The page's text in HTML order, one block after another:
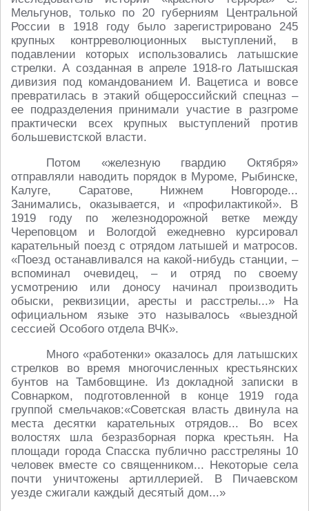
Мельгунов, только по 20 губерниям Центральной
России в 1918 году было зарегистрировано 245
крупных контрреволюционных выступлений, в
подавлении которых использовались латышские
стрелки. А созданная в апреле 1918-го Латышская
дивизия под командованием И. Вацетиса и вовсе
превратилась в этакий общероссийский спецназ –
ее подразделения принимали участие в разгроме
практически всех крупных выступлений против
большевистской власти.
Потом «железную гвардию Октября»
отправляли наводить порядок в Муроме, Рыбинске,
Калуге, Саратове, Нижнем Новгороде...
Занимались, оказывается, и «профилактикой». В
1919 году по железнодорожной ветке между
Череповцом и Вологдой ежедневно курсировал
карательный поезд с отрядом латышей и матросов.
«Поезд останавливался на какой-нибудь станции, –
вспоминал очевидец, – и отряд по своему
усмотрению или доносу начинал производить
обыски, реквизиции, аресты и расстрелы...» На
официальном языке это называлось «выездной
сессией Особого отдела ВЧК».
Много «работенки» оказалось для латышских
стрелков во время многочисленных крестьянских
бунтов на Тамбовщине. Из докладной записки в
Совнарком, подготовленной в конце 1919 года
группой смельчаков:«Советская власть двинула на
места десятки карательных отрядов... Во всех
волостях шла безразборная порка крестьян. На
площади города Спасска публично расстреляны 10
человек вместе со священником... Некоторые села
почти уничтожены артиллерией. В Пичаевском
уезде сжигали каждый десятый дом...»